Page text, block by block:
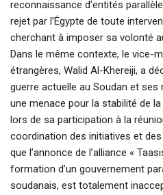
reconnaissance d’entités
rejet par l’Égypte de toute
cherchant à imposer sa volonté
Dans le même contexte, le vice-
étrangères, Walid Al-Khereiji, a
guerre actuelle au Soudan et
une menace pour la stabilité de
lors de sa participation à la
coordination des initiatives et
que l’annonce de l’alliance «
formation d’un gouvernement
soudanais, est totalement